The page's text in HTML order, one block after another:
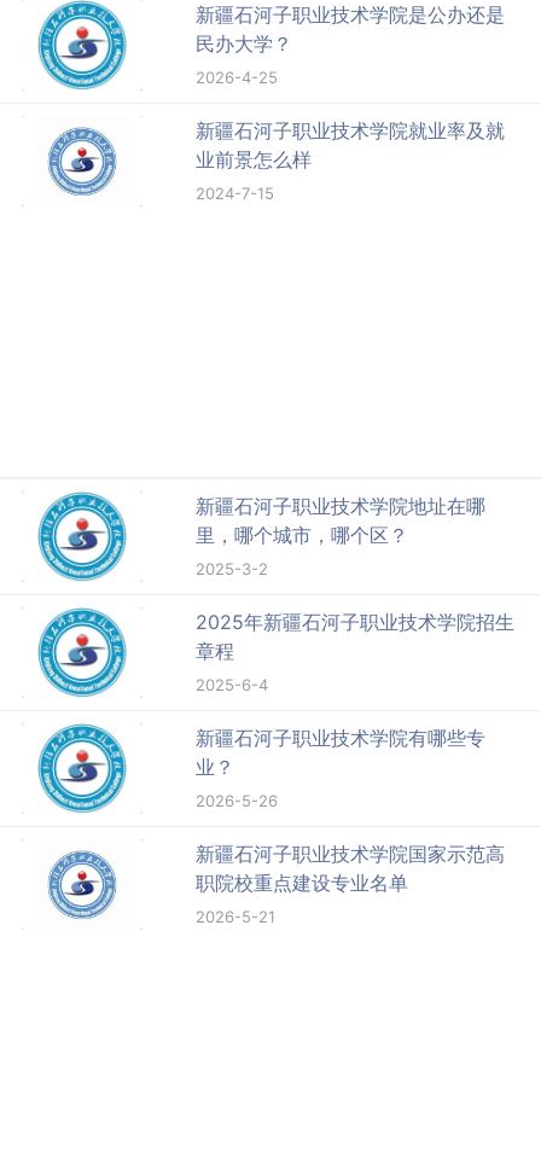
新疆石河子职业技术学院是公办还是
民办大学？
2026-4-25
新疆石河子职业技术学院就业率及就
业前景怎么样
2024-7-15
新疆石河子职业技术学院地址在哪
里，哪个城市，哪个区？
2025-3-2
2025年新疆石河子职业技术学院招生
章程
2025-6-4
新疆石河子职业技术学院有哪些专
业？
2026-5-26
新疆石河子职业技术学院国家示范高
职院校重点建设专业名单
2026-5-21